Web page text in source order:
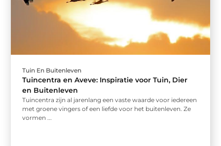
Tuin En Buitenleven
Tuincentra en Aveve: Inspiratie voor Tuin, Dier
en Buitenleven
Tuincentra zijn al jarenlang een vaste waarde voor iedereen
met groene vingers of een liefde voor het buitenleven. Ze
vormen ...